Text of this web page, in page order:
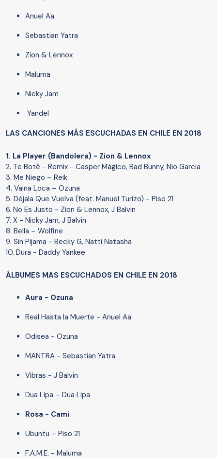
Anuel Aa
Sebastian Yatra
Zion & Lennox
Maluma
Nicky Jam
Yandel
LAS CANCIONES MÁS ESCUCHADAS EN CHILE EN 2018
1. La Player (Bandolera) - Zion & Lennox
2. Te Boté - Remix - Casper Mágico, Bad Bunny, Nio Garcia
3. Me Niego – Reik
4. Vaina Loca – Ozuna
5. Déjala Que Vuelva (feat. Manuel Turizo) - Piso 21
6. No Es Justo - Zion & Lennox, J Balvin
7. X - Nicky Jam, J Balvin
8. Bella – Wolfine
9. Sin Pijama - Becky G, Natti Natasha
10. Dura - Daddy Yankee
ÁLBUMES MAS ESCUCHADOS EN CHILE EN 2018
Aura - Ozuna
Real Hasta la Muerte - Anuel Aa
Odisea - Ozuna
MANTRA - Sebastian Yatra
Vibras - J Balvin
Dua Lipa – Dua Lipa
Rosa - Cami
Ubuntu – Piso 21
F.A.M.E. - Maluma